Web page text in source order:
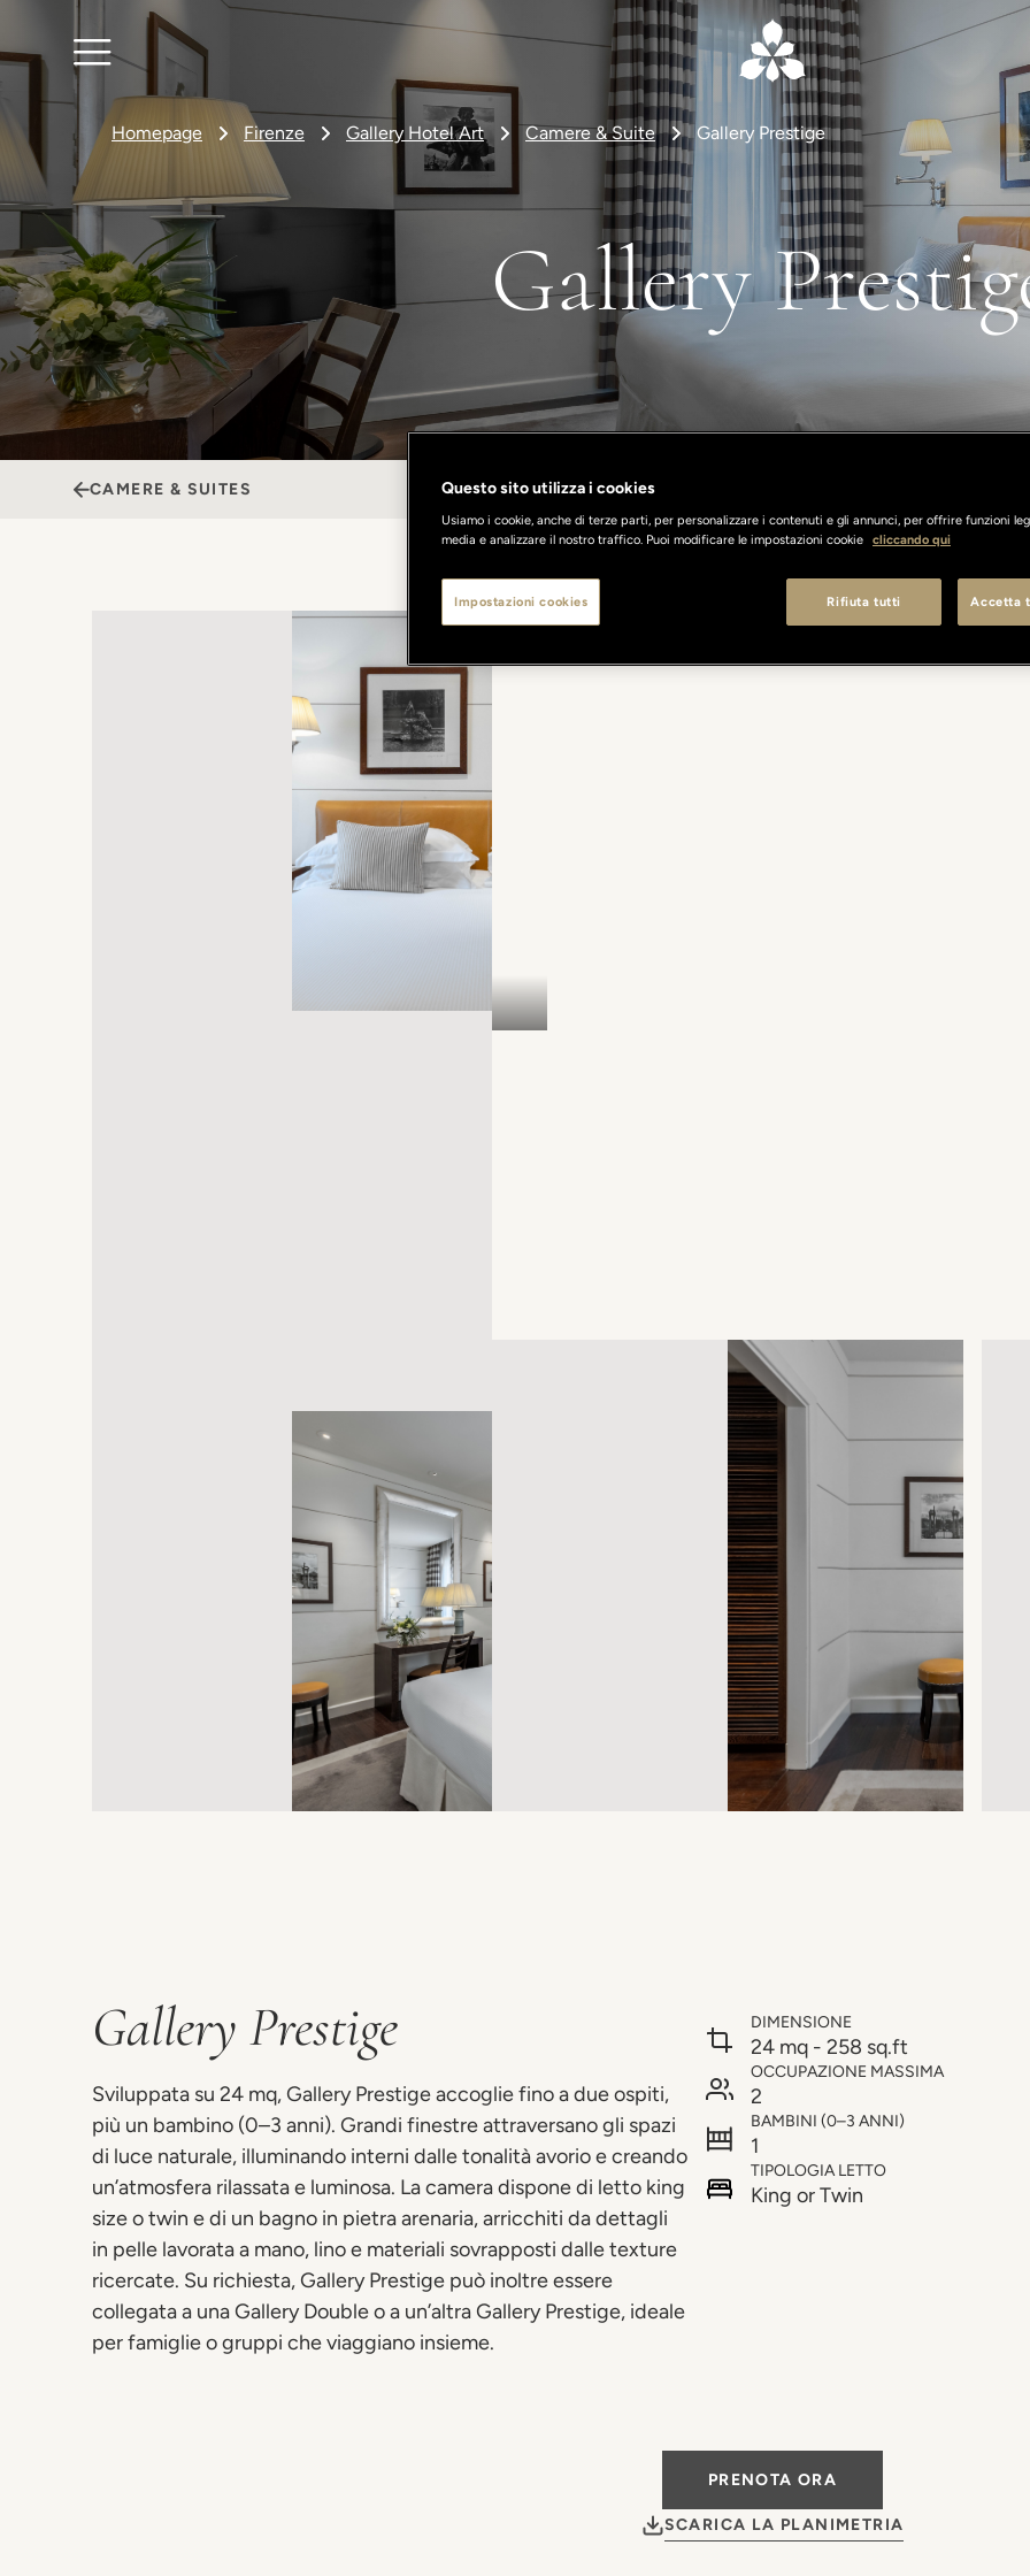
Homepage Firenze Gallery Hotel Art Camere & Suite Gallery Prestige
Gallery
CAMERE & SUITES
Gallery Prestige
Sviluppata su 24 mq, Gallery Prestige accoglie fino a due ospiti,
più un bambino (0–3 anni). Grandi finestre attraversano gli spazi
di luce naturale, illuminando interni dalle tonalità avorio e creando
un’atmosfera rilassata e luminosa. La camera dispone di letto king
size o twin e di un bagno in pietra arenaria, arricchiti da dettagli
in pelle lavorata a mano, lino e materiali sovrapposti dalle texture
ricercate. Su richiesta, Gallery Prestige può inoltre essere
collegata a una Gallery Double o a un’altra Gallery Prestige, ideale
per famiglie o gruppi che viaggiano insieme.
DIMENSIONE
24 mq - 258 sq.ft
OCCUPAZIONE MASSIMA
2
BAMBINI (0–3 ANNI)
1
TIPOLOGIA LETTO
King or Twin
PRENOTA ORA
SCARICA LA PLANIMETRIA
Questo sito utilizza i cookies
Usiamo i cookie, anche di terze parti, per personalizzare i contenuti e gli annunci, per offrire funzioni
media e analizzare il nostro traffico. Puoi modificare le impostazioni cookie cliccando qui
Rifiuta tutti Accetta
Impostazioni cookies